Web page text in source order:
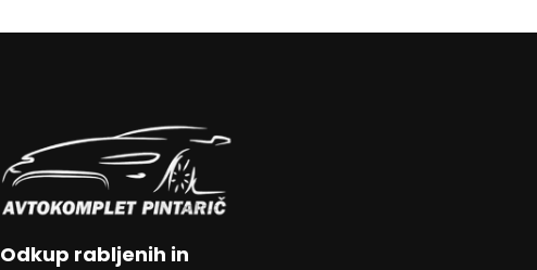
Odkup rabljenih in